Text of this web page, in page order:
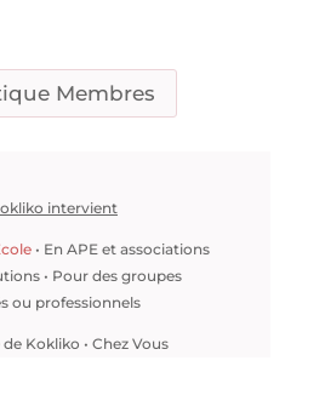
Membres
intervient
• En APE et associations
• Pour des groupes
ou professionnels
Kokliko • Chez Vous